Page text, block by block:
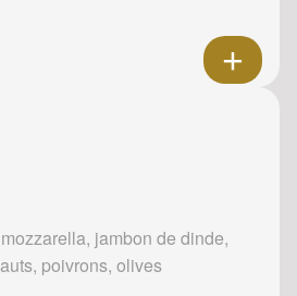
jambon de dinde,
poivrons, olives